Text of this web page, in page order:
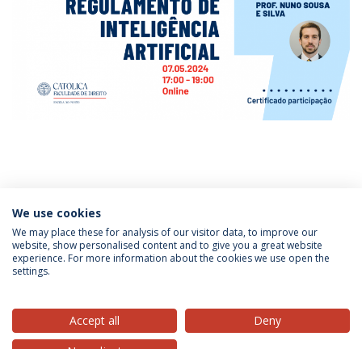
Conferências
Direito e Inteligência Artificial
Política de Privacidade
Termos & Condições
We use cookies
We may place these for analysis of our visitor data, to improve our
website, show personalised content and to give you a great website
experience. For more information about the cookies we use open the
settings.
Accept all
Deny